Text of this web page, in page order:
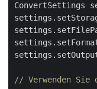
ConvertSettings
// Verwenden Sie